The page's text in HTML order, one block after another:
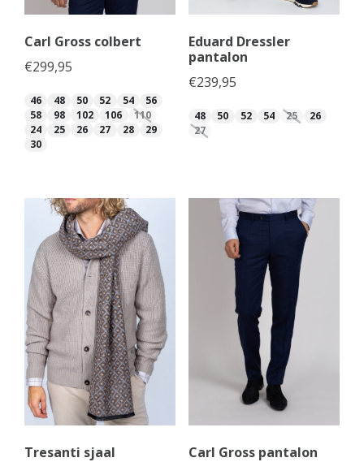
Carl Gross colbert
€299,95
46 48 50 52 54
56
58
98 102 106
110
24
25 26 27 28
29
30
Eduard Dressler
pantalon
€239,95
48 50 52 54 25
26
27
Tresanti sjaal
Carl Gross pantalon